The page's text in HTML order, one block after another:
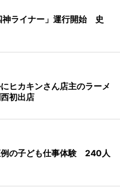
神ライナー」運行開始 史
ヒカキンさん店主のラーメ
初出店
例の子ども仕事体験 240人